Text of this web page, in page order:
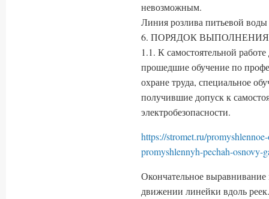
невозможным.
Линия розлива питьевой
6. ПОРЯДОК
1.1. К самостоятельной
прошедшие обучение по
охране труда, специальное
получившие допуск к
электробезопасности.
https://stromet.ru/
promyshlennyh-pechah-osnovy-
Окончательное выравнивание
движении линейки вдоль